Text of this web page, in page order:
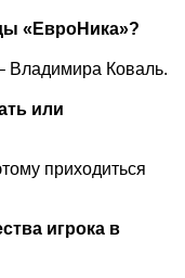
«ЕвроНика»?
Владимира Коваль.
или
приходиться
игрока в